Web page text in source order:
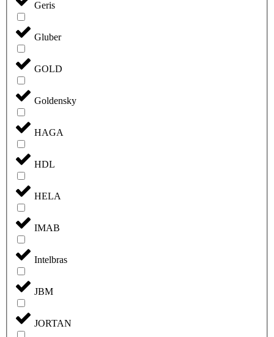
Geris
Gluber
GOLD
Goldensky
HAGA
HDL
HELA
IMAB
Intelbras
JBM
JORTAN